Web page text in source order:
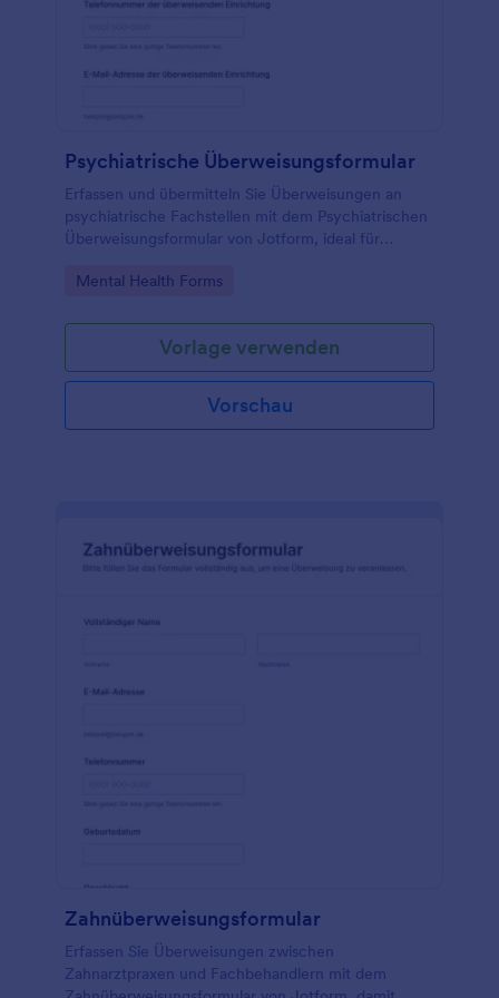
Psychiatrische Überweisungsformular
Erfassen und übermitteln Sie Überweisungen an
psychiatrische Fachstellen mit dem Psychiatrischen
Überweisungsformular von Jotform, ideal für
Datenerfassung und sicheren Weiterleitung.
Go to Category:
Mental Health Forms
Vorlage verwenden
Vorschau
Zahnüberweisungsformular
Erfassen Sie Überweisungen zwischen
Zahnarztpraxen und Fachbehandlern mit dem